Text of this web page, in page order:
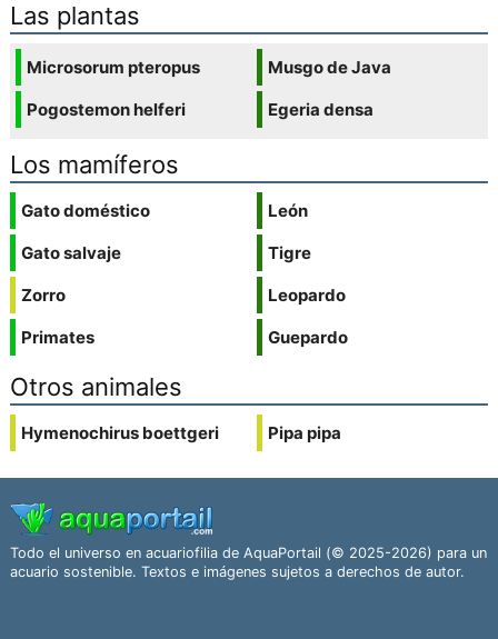
Las plantas
Microsorum pteropus
Pogostemon helferi
Musgo de Java
Egeria densa
Los mamíferos
Gato doméstico
Gato salvaje
Zorro
Primates
León
Tigre
Leopardo
Guepardo
Otros animales
Hymenochirus boettgeri Pipa pipa
Todo el universo en acuariofilia de AquaPortail (© 2025-2026) para un
acuario sostenible. Textos e imágenes sujetos a derechos de autor.